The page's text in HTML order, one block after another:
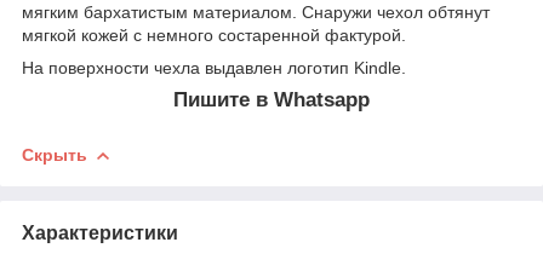
мягким бархатистым материалом. Снаружи чехол обтянут
мягкой кожей с немного состаренной фактурой.
На поверхности чехла выдавлен логотип Kindle.
Пишите в Whatsapp
Скрыть
Характеристики